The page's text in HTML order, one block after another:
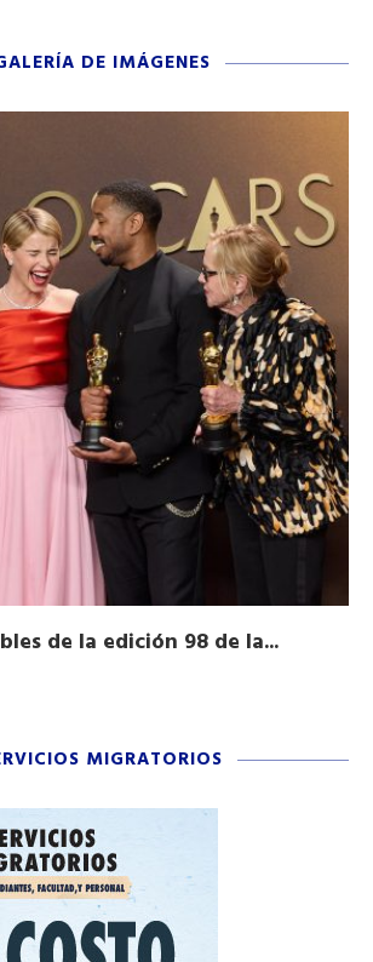
DE IMÁGENES
de la edición 98 de la...
MIGRATORIOS